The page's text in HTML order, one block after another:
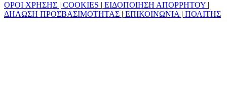
ΟΡΟΙ ΧΡΗΣΗΣ | COOKIES | ΕΙΔΟΠΟΙΗΣΗ ΑΠΟΡΡΗΤΟΥ |
ΔΗΛΩΣΗ ΠΡΟΣΒΑΣΙΜΟΤΗΤΑΣ | ΕΠΙΚΟΙΝΩΝΙΑ | ΠΟΛΙΤΗΣ